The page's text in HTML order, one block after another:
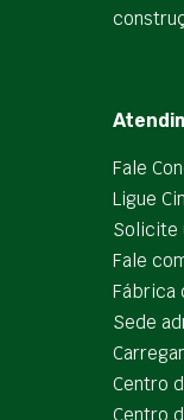
Fale
Ligue
Solicite
Fale
Fábrica
Sede
Centro
Centro